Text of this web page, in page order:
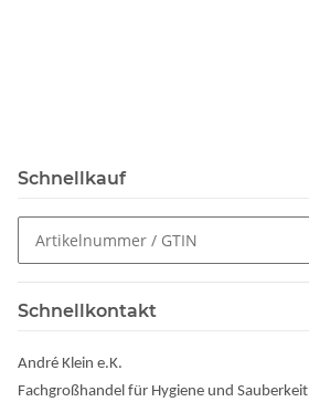
Schnellkauf
Schnellkontakt
André Klein e.K.
Fachgroßhandel für Hygiene und Sauberkeit